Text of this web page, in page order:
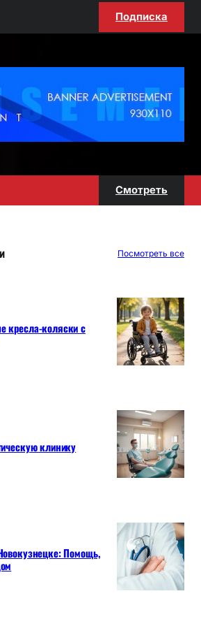
Подписка
Смотреть
Посмотреть все
кресла-коляски с
клинику
Помощь,